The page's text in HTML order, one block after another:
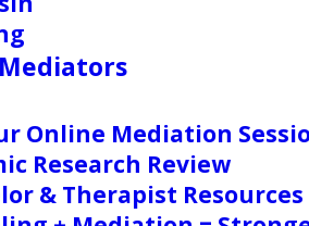
Online Mediation
Research Review
& Therapist Resources